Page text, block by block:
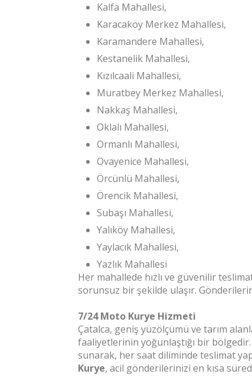
Kalfa Mahallesi,
Karacaköy Merkez Mahallesi,
Karamandere Mahallesi,
Kestanelik Mahallesi,
Kızılcaali Mahallesi,
Muratbey Merkez Mahallesi,
Nakkaş Mahallesi,
Oklalı Mahallesi,
Ormanlı Mahallesi,
Ovayenice Mahallesi,
Örcünlü Mahallesi,
Örencik Mahallesi,
Subaşı Mahallesi,
Yalıköy Mahallesi,
Yaylacık Mahallesi,
Yazlık Mahallesi
Her mahallede hızlı ve güvenilir
sorunsuz bir şekilde ulaşır.
7/24 Moto Kurye Hizmeti
Çatalca, geniş yüzölçümü ve tarım
faaliyetlerinin yoğunlaştığı bir
sunarak, her saat diliminde teslimat
Kurye, acil gönderilerinizi en kısa